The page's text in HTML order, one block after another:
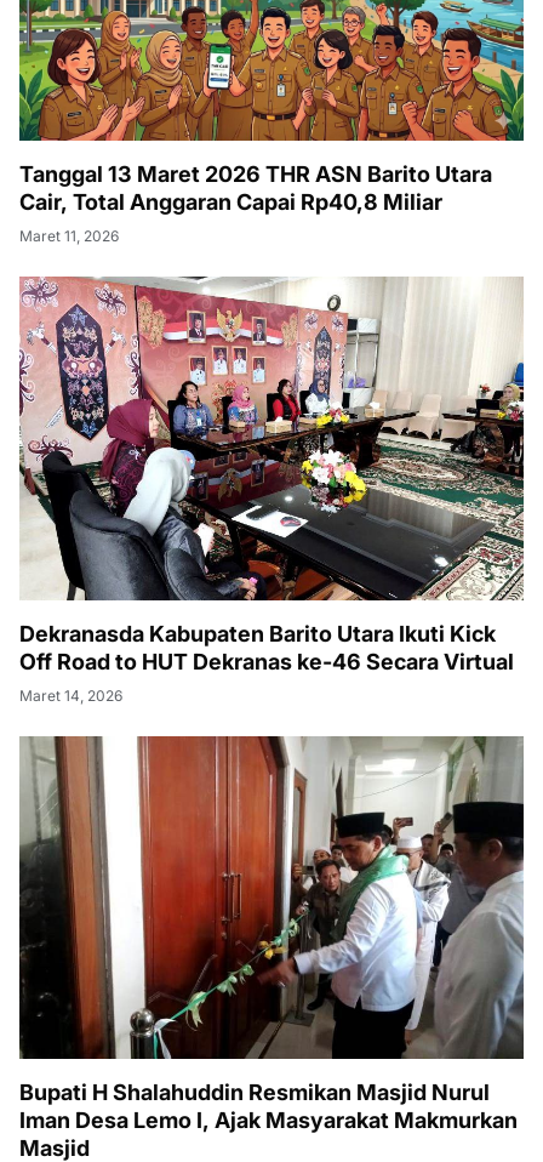
Tanggal 13 Maret 2026 THR ASN Barito Utara
Cair, Total Anggaran Capai Rp40,8 Miliar
Maret 11, 2026
Dekranasda Kabupaten Barito Utara Ikuti Kick
Off Road to HUT Dekranas ke-46 Secara Virtual
Maret 14, 2026
Bupati H Shalahuddin Resmikan Masjid Nurul
Iman Desa Lemo I, Ajak Masyarakat Makmurkan
Masjid